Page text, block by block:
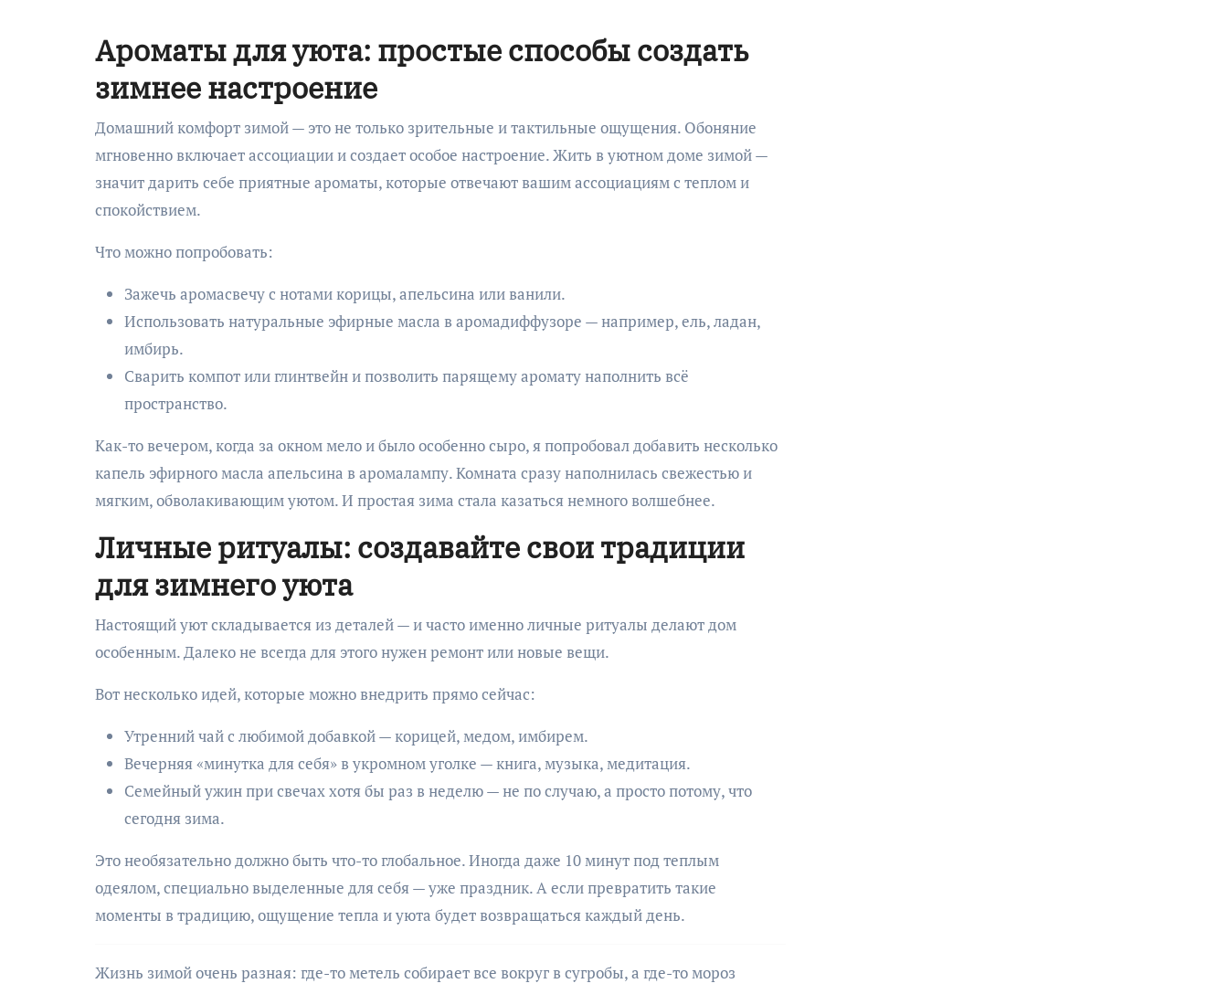
Ароматы для уюта: простые способы создать
зимнее настроение
Домашний комфорт зимой — это не только зрительные и тактильные ощущения. Обоняние
мгновенно включает ассоциации и создает особое настроение. Жить в уютном доме зимой —
значит дарить себе приятные ароматы, которые отвечают вашим ассоциациям с теплом и
спокойствием.
Что можно попробовать:
Зажечь аромасвечу с нотами корицы, апельсина или ванили.
Использовать натуральные эфирные масла в аромадиффузоре — например, ель, ладан,
имбирь.
Сварить компот или глинтвейн и позволить парящему аромату наполнить всё
пространство.
Как-то вечером, когда за окном мело и было особенно сыро, я попробовал добавить несколько
капель эфирного масла апельсина в аромалампу. Комната сразу наполнилась свежестью и
мягким, обволакивающим уютом. И простая зима стала казаться немного волшебнее.
Личные ритуалы: создавайте свои традиции
для зимнего уюта
Настоящий уют складывается из деталей — и часто именно личные ритуалы делают дом
особенным. Далеко не всегда для этого нужен ремонт или новые вещи.
Вот несколько идей, которые можно внедрить прямо сейчас:
Утренний чай с любимой добавкой — корицей, медом, имбирем.
Вечерняя «минутка для себя» в укромном уголке — книга, музыка, медитация.
Семейный ужин при свечах хотя бы раз в неделю — не по случаю, а просто потому, что
сегодня зима.
Это необязательно должно быть что-то глобальное. Иногда даже 10 минут под теплым
одеялом, специально выделенные для себя — уже праздник. А если превратить такие
моменты в традицию, ощущение тепла и уюта будет возвращаться каждый день.
Жизнь зимой очень разная: где-то метель собирает все вокруг в сугробы, а где-то мороз